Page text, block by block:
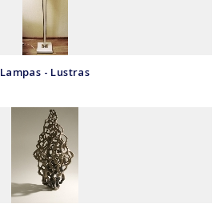
Lampas - Lustras